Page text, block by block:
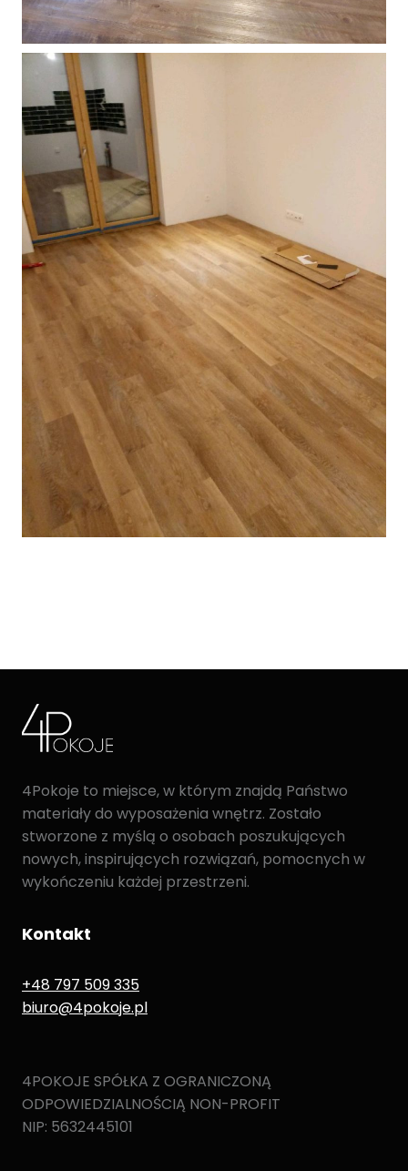
4Pokoje to miejsce, w którym znajdą Państwo
materiały do wyposażenia wnętrz. Zostało
stworzone z myślą o osobach poszukujących
nowych, inspirujących rozwiązań, pomocnych w
wykończeniu każdej przestrzeni.
Kontakt
+48 797 509 335
biuro@4pokoje.pl
4POKOJE SPÓŁKA Z OGRANICZONĄ
ODPOWIEDZIALNOŚCIĄ NON-PROFIT
NIP: 5632445101